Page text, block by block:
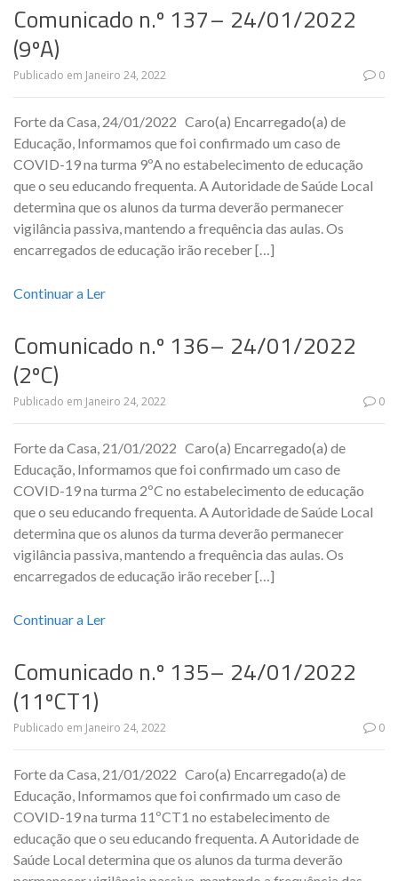
Comunicado n.º 137– 24/01/2022
(9ºA)
Publicado em Janeiro 24, 2022 0
Forte da Casa, 24/01/2022 Caro(a) Encarregado(a) de
Educação, Informamos que foi confirmado um caso de
COVID-19 na turma 9ºA no estabelecimento de educação
que o seu educando frequenta. A Autoridade de Saúde Local
determina que os alunos da turma deverão permanecer
vigilância passiva, mantendo a frequência das aulas. Os
encarregados de educação irão receber […]
Continuar a Ler
Comunicado n.º 136– 24/01/2022
(2ºC)
Publicado em Janeiro 24, 2022 0
Forte da Casa, 21/01/2022 Caro(a) Encarregado(a) de
Educação, Informamos que foi confirmado um caso de
COVID-19 na turma 2ºC no estabelecimento de educação
que o seu educando frequenta. A Autoridade de Saúde Local
determina que os alunos da turma deverão permanecer
vigilância passiva, mantendo a frequência das aulas. Os
encarregados de educação irão receber […]
Continuar a Ler
Comunicado n.º 135– 24/01/2022
(11ºCT1)
Publicado em Janeiro 24, 2022 0
Forte da Casa, 21/01/2022 Caro(a) Encarregado(a) de
Educação, Informamos que foi confirmado um caso de
COVID-19 na turma 11ºCT1 no estabelecimento de
educação que o seu educando frequenta. A Autoridade de
Saúde Local determina que os alunos da turma deverão